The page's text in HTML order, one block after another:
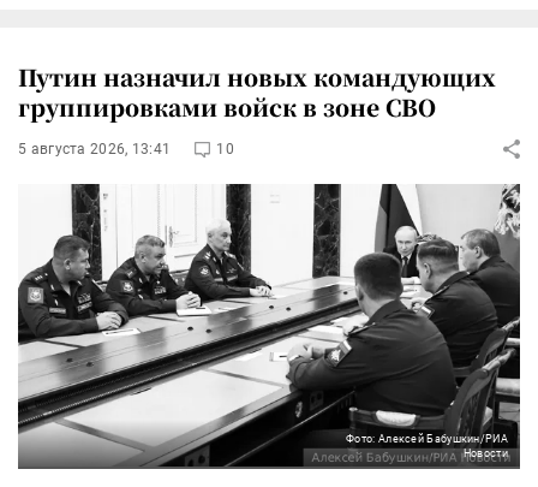
Путин назначил новых командующих
группировками войск в зоне СВО
5 августа 2026, 13:41 10
Фото: Алексей Бабушкин/РИА
Новости